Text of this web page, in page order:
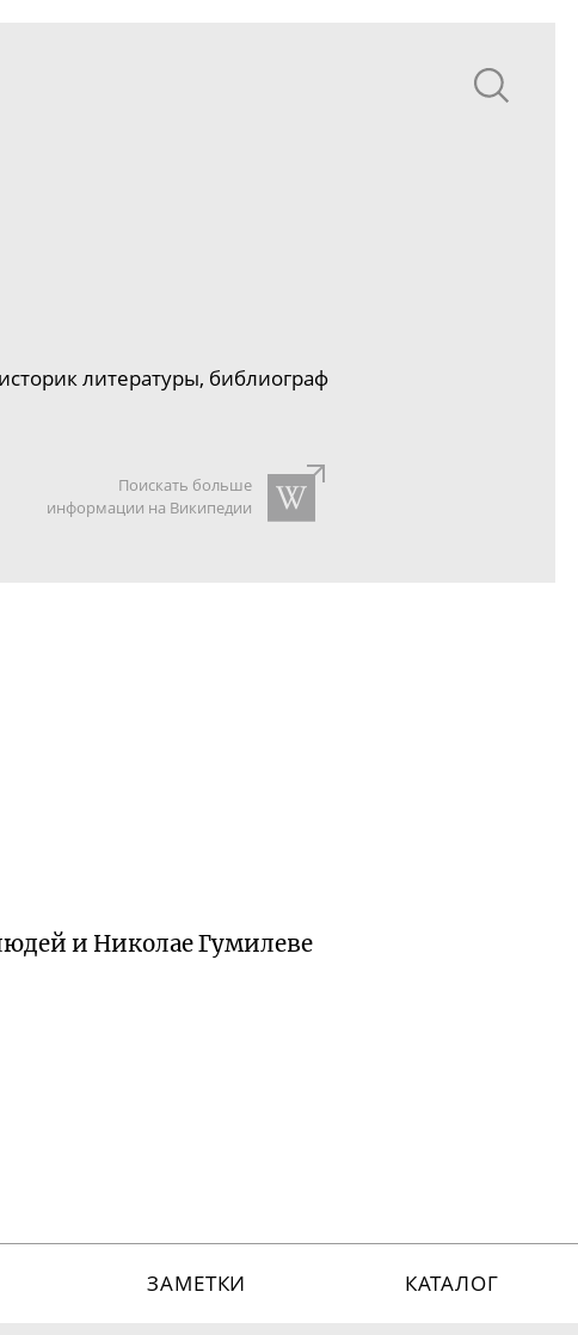
литературы, библиограф
Поискать больше
информации на Википедии
и Николае Гумилеве
ЗАМЕТКИ КАТАЛОГ